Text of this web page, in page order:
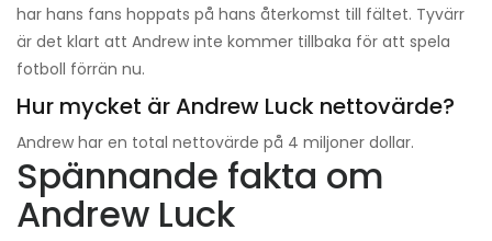
har hans fans hoppats på hans återkomst till fältet. Tyvärr
är det klart att Andrew inte kommer tillbaka för att spela
fotboll förrän nu.
Hur mycket är Andrew Luck nettovärde?
Andrew har en total nettovärde på 4 miljoner dollar.
Spännande fakta om
Andrew Luck